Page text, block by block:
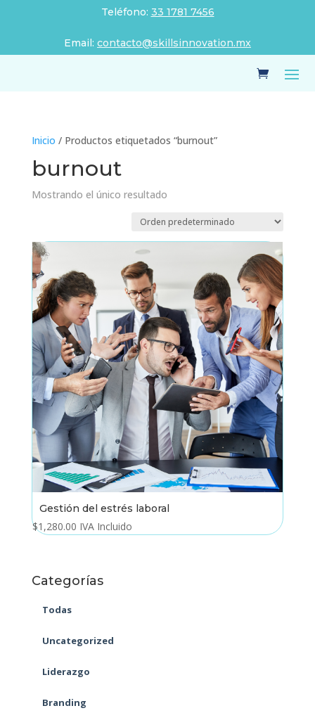
Teléfono: 33 1781 7456
Email: contacto@skillsinnovation.mx
Inicio / Productos etiquetados “burnout”
burnout
Mostrando el único resultado
Gestión del estrés laboral
$1,280.00 IVA Incluido
Categorías
Todas
Uncategorized
Liderazgo
Branding